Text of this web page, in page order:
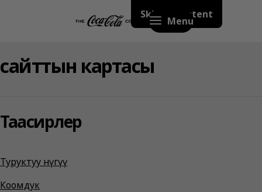
Skip to content
Menu
сайттын картасы
Таасирлер
Туруктуу өнүгүү
Коомдук